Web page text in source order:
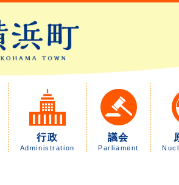
行政
Administration
議会
Parliament